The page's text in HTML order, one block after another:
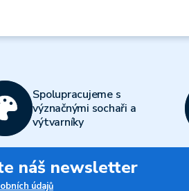
Spolupracujeme s
význačnými sochaři a
výtvarníky
náš newsletter
údajů